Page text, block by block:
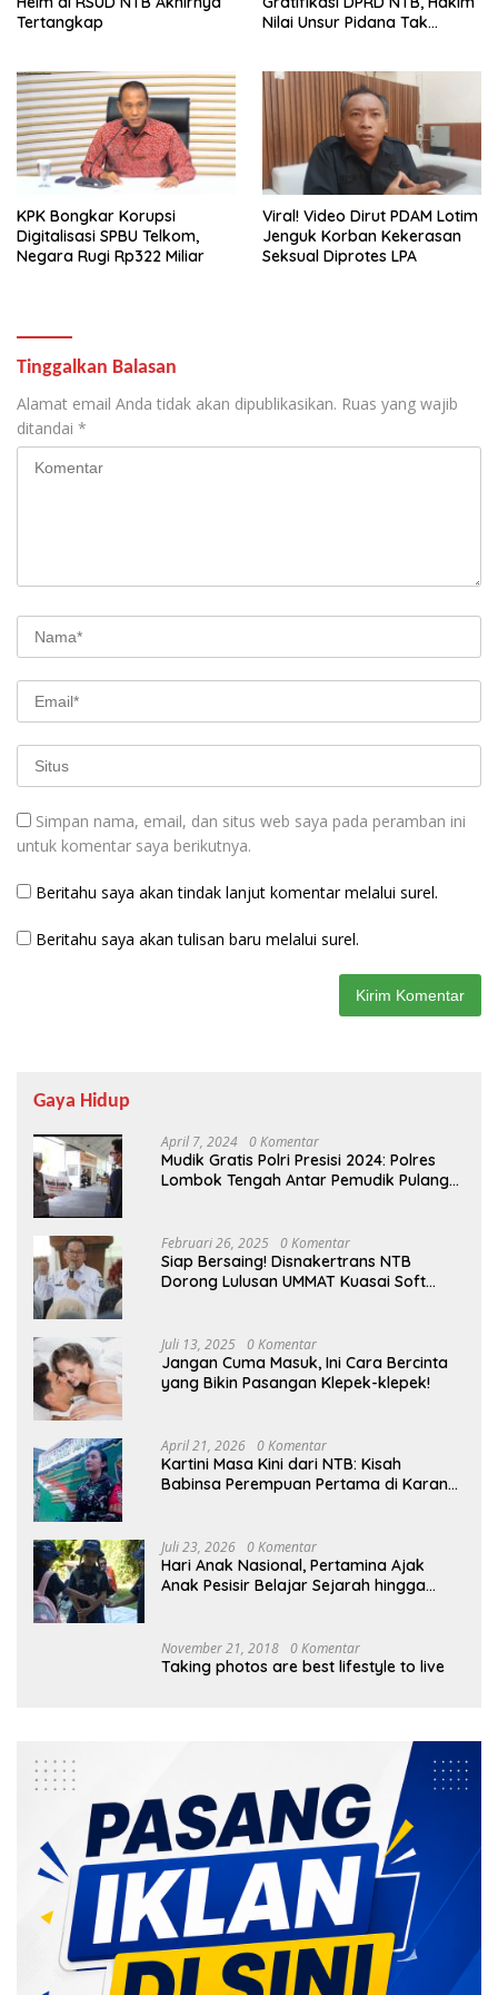
Tertangkap
Nilai Unsur Pidana Tak
KPK Bongkar Korupsi
Digitalisasi SPBU Telkom,
Negara Rugi Rp322 Miliar
Viral! Video Dirut PDAM Lotim
Jenguk Korban Kekerasan
Seksual Diprotes LPA
Tinggalkan Balasan
Alamat email Anda tidak akan dipublikasikan. Ruas yang wajib
ditandai *
Simpan nama, email, dan situs web saya pada peramban ini
untuk komentar saya berikutnya.
Beritahu saya akan tindak lanjut komentar melalui surel.
Beritahu saya akan tulisan baru melalui surel.
Gaya Hidup
April 7, 2024 0 Komentar
Mudik Gratis Polri Presisi 2024: Polres
Lombok Tengah Antar Pemudik Pulang
Februari 26, 2025 0 Komentar
Siap Bersaing! Disnakertrans NTB
Dorong Lulusan UMMAT Kuasai Soft
Juli 13, 2025 0 Komentar
Jangan Cuma Masuk, Ini Cara Bercinta
yang Bikin Pasangan Klepek-klepek!
April 21, 2026 0 Komentar
Kartini Masa Kini dari NTB: Kisah
Babinsa Perempuan Pertama di Karang
Juli 23, 2026 0 Komentar
Hari Anak Nasional, Pertamina Ajak
Anak Pesisir Belajar Sejarah hingga
November 21, 2018 0 Komentar
Taking photos are best lifestyle to live